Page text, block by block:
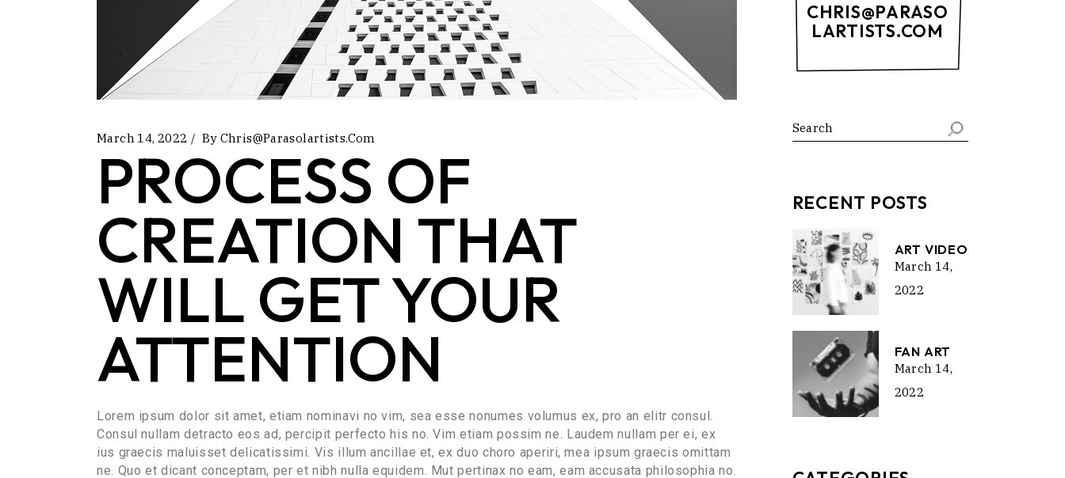
March 14, 2022 By Chris@parasolartists.com
PROCESS OF
CREATION THAT
WILL GET YOUR
ATTENTION
Lorem ipsum dolor sit amet, etiam nominavi no vim, sea esse nonumes volumus ex, pro an elitr consul.
Consul nullam detracto eos ad, percipit perfecto his no. Vim etiam possim ne. Laudem nullam per ei, ex
ius graecis maluisset delicatissimi. Vis illum ancillae et, ex duo choro aperiri, mea ipsum graecis omittam
ne. Quo et dicant conceptam, per et nibh nulla equidem. Mut pertinax no eam, eam accusata philosophia no.
CHRIS@PARASO
LARTISTS.COM
RECENT POSTS
ART VIDEO
March 14,
2022
FAN ART
March 14,
2022